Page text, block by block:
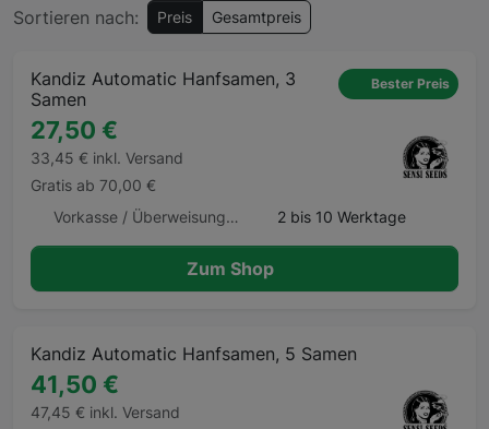
Sortieren nach: Preis Gesamtpreis
Kandiz Automatic Hanfsamen, 3
Samen
Bester Preis
27,50 €
33,45 € inkl. Versand
Gratis ab 70,00 €
Vorkasse / Überweisung, Kreditkarte
2 bis 10 Werktage
Zum Shop
Kandiz Automatic Hanfsamen, 5 Samen
41,50 €
47,45 € inkl. Versand